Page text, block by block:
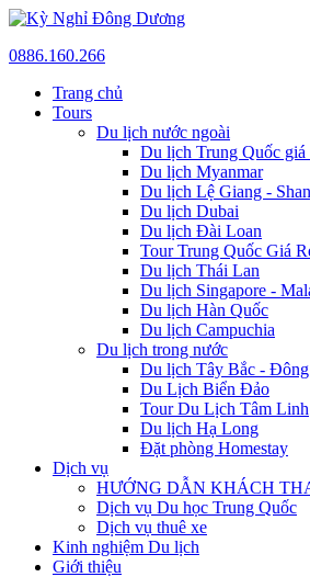
0886.160.266
Trang chủ
Tours
Du lịch nước ngoài
Du lịch Trung Quốc giá
Du lịch Myanmar
Du lịch Lệ Giang -
Du lịch Dubai
Du lịch Đài Loan
Tour Trung Quốc Giá
Du lịch Thái Lan
Du lịch Singapore -
Du lịch Hàn Quốc
Du lịch Campuchia
Du lịch trong nước
Du lịch Tây Bắc -
Du Lịch Biển Đảo
Tour Du Lịch Tâm Linh
Du lịch Hạ Long
Đặt phòng Homestay
Dịch vụ
HƯỚNG DẪN KHÁCH
Dịch vụ Du học Trung Quốc
Dịch vụ thuê xe
Kinh nghiệm Du lịch
Giới thiệu